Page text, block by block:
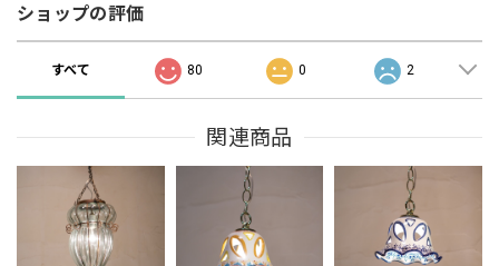
ショップの評価
すべて 80 0 2
関連商品